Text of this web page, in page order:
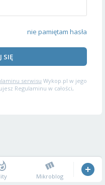
nie pamiętam hasła
SIĘ
serwisu Wykop.pl w jego
Regulaminu w całości,
Mikroblog